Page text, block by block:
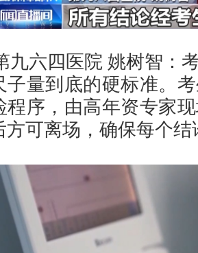
九六四医院 姚树智：
子量到底的硬标准。
程序，由高年资专家
方可离场，确保每个